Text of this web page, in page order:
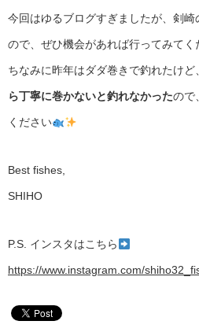
今回はゆるブログすぎましたが、剣
ので、ぜひ機会があれば行ってみてく
ちなみに昨年はダダ巻きで釣れたけど、
ら丁寧に巻かないと釣れなかったので
ください
Best fishes,
SHIHO
P.S. インスタはこちら
https://www.instagram.com/